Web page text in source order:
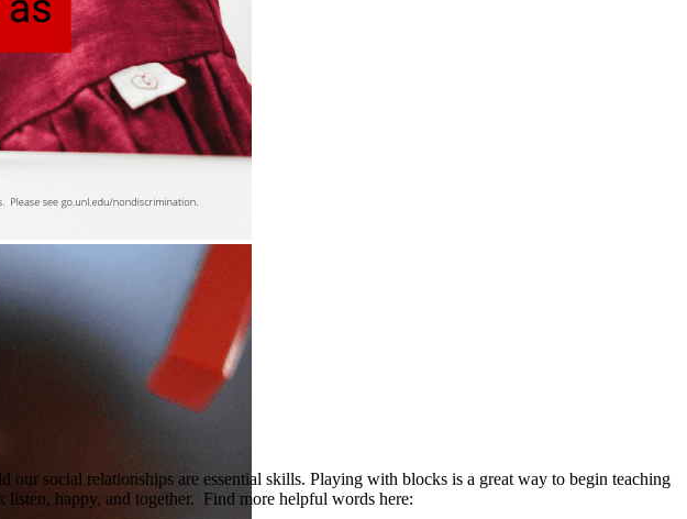
our social relationships are essential skills. Playing with blocks is a great way to begin teaching
happy, and together. Find more helpful words here: